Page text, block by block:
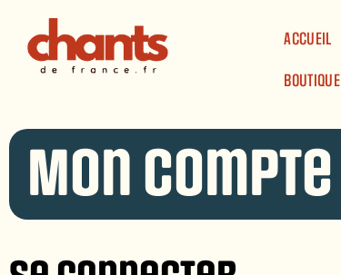
ACCUEIL
BOUTIQUE
Mon compte